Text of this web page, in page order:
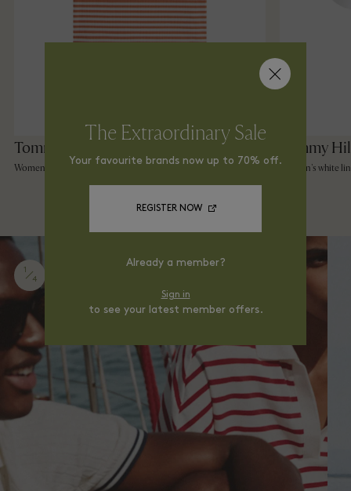
Tommy Hilfiger
Women's slim square tank top
Tommy
Women's white
1
4
The Extraordinary Sale
Your favourite brands now up to 70% off.
REGISTER NOW
Already a member?
Sign in
to see your latest member offers.